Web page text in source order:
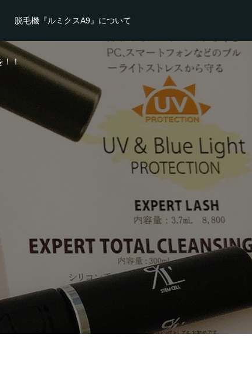
脱毛機『ルミクスA9』について
！！